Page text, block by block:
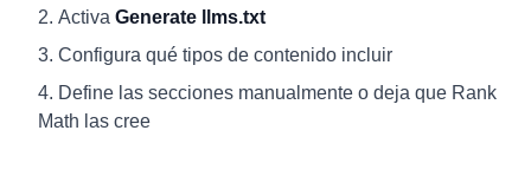
Activa Generate llms.txt
Configura qué tipos de contenido incluir
Define las secciones manualmente o deja que Rank
Math las cree